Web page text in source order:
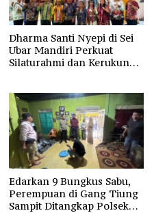
Dharma Santi Nyepi di Sei
Ubar Mandiri Perkuat
Silaturahmi dan Kerukunan
Edarkan 9 Bungkus Sabu,
Perempuan di Gang Tiung
Sampit Ditangkap Polsek